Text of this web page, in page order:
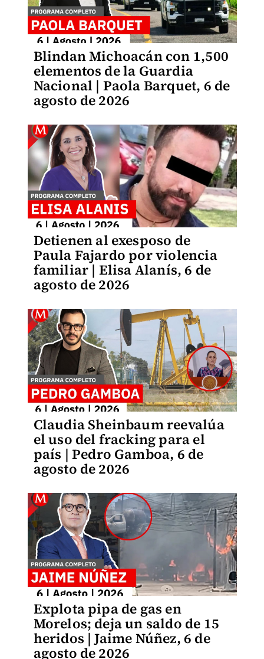
Blindan Michoacán con 1,500
elementos de la Guardia
Nacional | Paola Barquet, 6 de
agosto de 2026
Detienen al exesposo de
Paula Fajardo por violencia
familiar | Elisa Alanís, 6 de
agosto de 2026
Claudia Sheinbaum reevalúa
el uso del fracking para el
país | Pedro Gamboa, 6 de
agosto de 2026
Explota pipa de gas en
Morelos; deja un saldo de 15
heridos | Jaime Núñez, 6 de
agosto de 2026